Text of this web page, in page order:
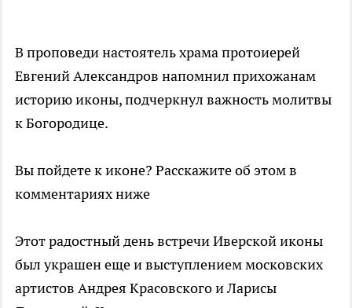
В проповеди настоятель храма протоиерей
Евгений Александров напомнил прихожанам
историю иконы, подчеркнул важность молитвы
к Богородице.
Вы пойдете к иконе? Расскажите об этом в
комментариях ниже
Этот радостный день встречи Иверской иконы
был украшен еще и выступлением московских
артистов Андрея Красовского и Ларисы